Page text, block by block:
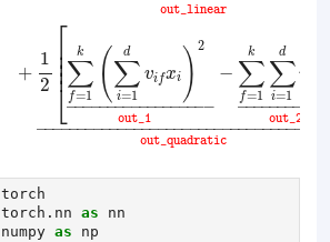
out_linear
+
1
2
⎡
⎢ ⎢ ⎢ ⎢⎣
k
∑
f=1 ( d
∑
i=1
vifxi ) 2
––––––––––––––––––
out 1
−
k
∑
f=1
d
∑
i=1
v
–
out _2
–
out_ quadratic
torch
torch.nn as
nn
numpy as np